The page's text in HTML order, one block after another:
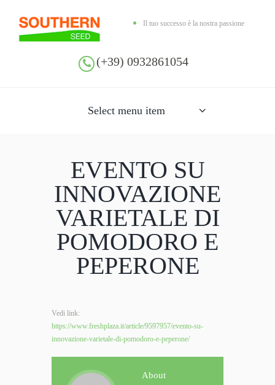
Il tuo successo è la nostra passione
(+39) 0932861054
Select menu item
EVENTO SU
INNOVAZIONE
VARIETALE DI
POMODORO E
PEPERONE
Vedi link:
https://www.freshplaza.it/article/9597957/evento-su-
innovazione-varietale-di-pomodoro-e-peperone/
About